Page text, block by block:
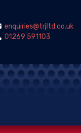
enquiries@trjltd.co.uk
01269 591103